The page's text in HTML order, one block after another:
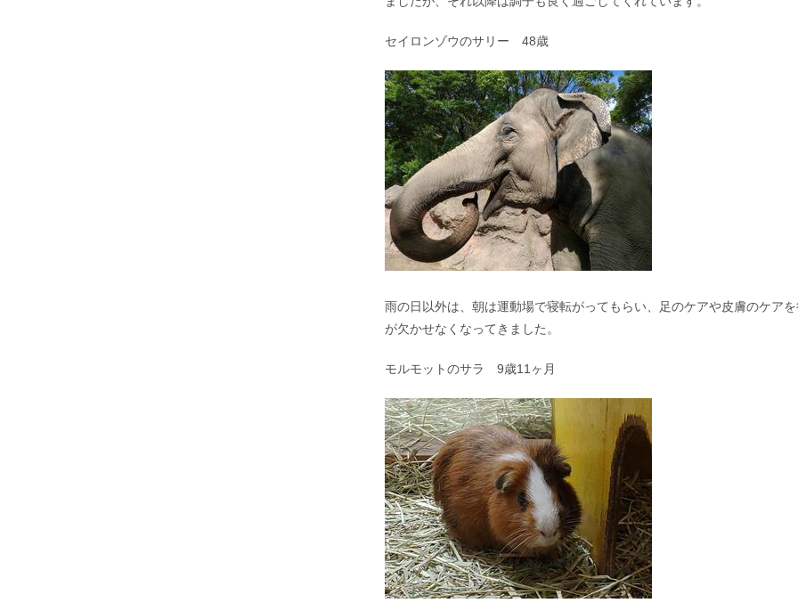
セイロンゾウのサリー 48歳
雨の日以外は、朝は運動場で寝転がってもらい、足のケアや皮膚のケア
が欠かせなくなってきました。
モルモットのサラ 9歳11ヶ月